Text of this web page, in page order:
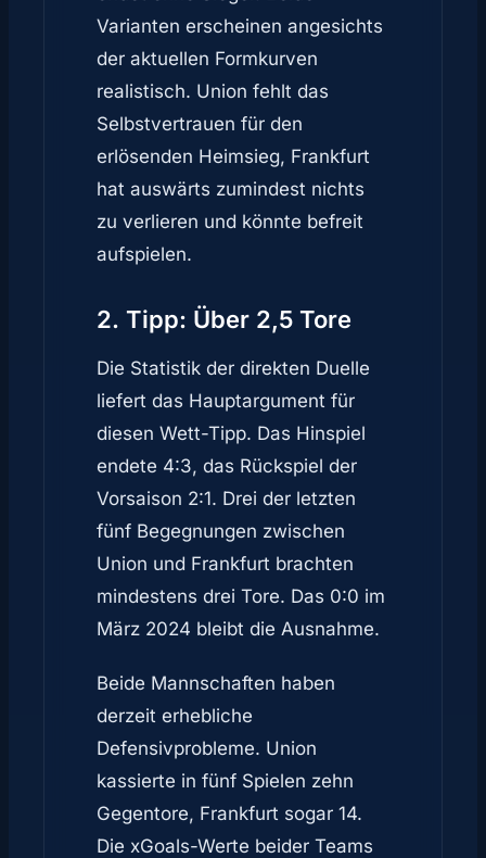
Varianten erscheinen angesichts
der aktuellen Formkurven
realistisch. Union fehlt das
Selbstvertrauen für den
erlösenden Heimsieg, Frankfurt
hat auswärts zumindest nichts
zu verlieren und könnte befreit
aufspielen.
2. Tipp: Über 2,5 Tore
Die Statistik der direkten Duelle
liefert das Hauptargument für
diesen Wett-Tipp. Das Hinspiel
endete 4:3, das Rückspiel der
Vorsaison 2:1. Drei der letzten
fünf Begegnungen zwischen
Union und Frankfurt brachten
mindestens drei Tore. Das 0:0 im
März 2024 bleibt die Ausnahme.
Beide Mannschaften haben
derzeit erhebliche
Defensivprobleme. Union
kassierte in fünf Spielen zehn
Gegentore, Frankfurt sogar 14.
Die xGoals-Werte beider Teams